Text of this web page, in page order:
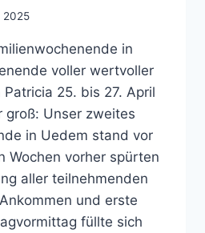
2025
in
voller wertvoller
25. bis 27. April
groß: Unser zweites
in Uedem stand vor
Wochen vorher spürten
aller teilnehmenden
und erste
füllte sich